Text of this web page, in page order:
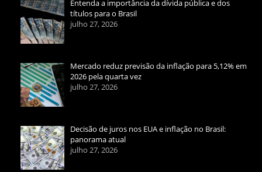
Entenda a importância da dívida pública e dos
títulos para o Brasil
julho 27, 2026
Mercado reduz previsão da inflação para 5,12% em
2026 pela quarta vez
julho 27, 2026
Decisão de juros nos EUA e inflação no Brasil:
panorama atual
julho 27, 2026